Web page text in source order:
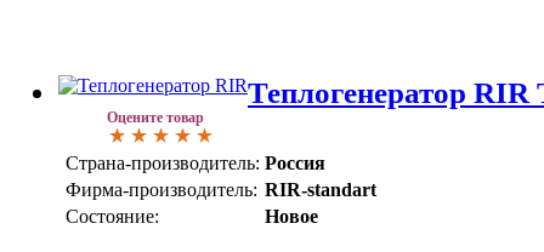
Оцените товар
Теплогенератор
Страна-производитель: Россия
Фирма-производитель: RIR-standart
Состояние:
Новое